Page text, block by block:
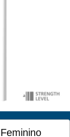
Feminino